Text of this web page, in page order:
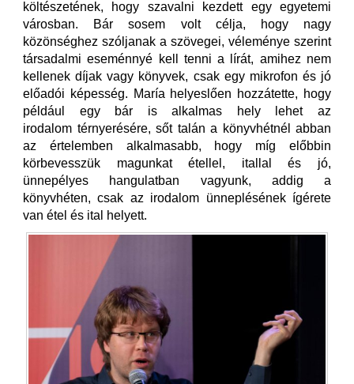
költészetének, hogy szavalni kezdett egy egyetemi
városban. Bár sosem volt célja, hogy nagy
közönséghez szóljanak a szövegei, véleménye szerint
társadalmi eseménnyé kell tenni a lírát, amihez nem
kellenek díjak vagy könyvek, csak egy mikrofon és jó
előadói képesség. María helyeslően hozzátette, hogy
például egy bár is alkalmas hely lehet az
irodalom térnyerésére, sőt talán a könyvhétnél abban
az értelemben alkalmasabb, hogy míg előbbin
körbevesszük magunkat étellel, itallal és jó,
ünnepélyes hangulatban vagyunk, addig a
könyvhéten, csak az irodalom ünneplésének ígérete
van étel és ital helyett.